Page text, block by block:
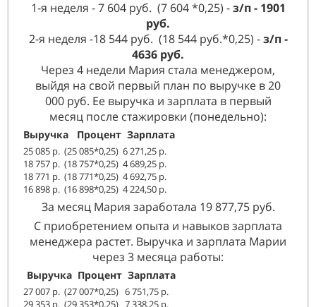
1-я неделя - 7 604 руб. (7 604 *0,25) -з/п - 1901
руб.
2-я неделя -18 544 руб. (18 544 руб.*0,25) -з/п -
4636 руб.
Через 4 недели Мария стала менеджером,
выйдя на свой первый план по выручке в 20
000 руб. Ее выручка и зарплата в первый
месяц после стажировки (понедельно):
Выручка Процент Зарплата
25 085 р. (25 085*0,25) 6 271,25 р.
18 757 р. (18 757*0,25) 4 689,25 р.
18 771 р. (18 771*0,25) 4 692,75 р.
16 898 р. (16 898*0,25) 4 224,50 р.
За месяц Мария заработала 19 877,75 руб.
С приобретением опыта и навыков зарплата
менеджера растет. Выручка и зарплата Марии
через 3 месяца работы:
Выручка Процент Зарплата
27 007 р. (27 007*0,25) 6 751,75 р.
29 353 р. (29 353*0,25) 7 338,25 р.